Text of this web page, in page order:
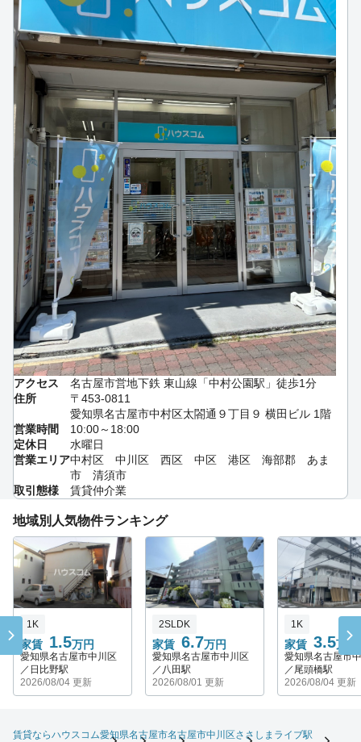
アクセス
名古屋市営地下鉄 東山線「中村公園駅」徒歩1分
住所
〒453-0811
愛知県名古屋市中村区太閤通９丁目９ 横田ビル 1階
営業時間
10:00～18:00
定休日
水曜日
営業エリア中村区 中川区 西区 中区 港区 海部郡 あま
市 清須市
取引態様
賃貸仲介業
地域別人気物件ランキング
家賃 1.5万円
1K
愛知県名古屋市中川区
／日比野駅
2026/08/04 更新
家賃 6.7万円
2SLDK
愛知県名古屋市中川区
／八田駅
2026/08/01 更新
家賃 3.5万円
1K
愛知県名古屋市
／尾頭橋駅
2026/08/04 更新
賃貸ならハウスコム愛知県名古屋市名古屋市中川区ささしまライブ駅